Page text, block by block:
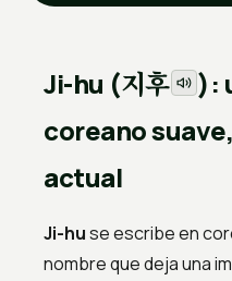
Ji-hu (지후
):
coreano
actual
Ji-huse escribe en
nombre que deja una